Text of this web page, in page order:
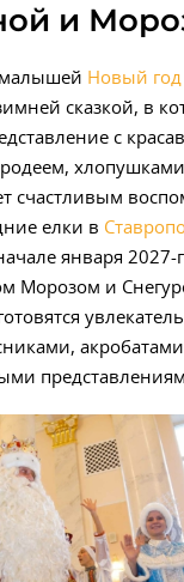
и
Новый год
сказкой, в
с
счастливым
елки в
января 2027-
Морозом и